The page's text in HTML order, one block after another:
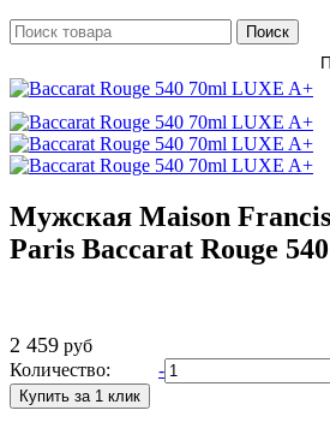
Мужская Maison
Paris Baccarat Rouge
2 459 руб
Количество: -